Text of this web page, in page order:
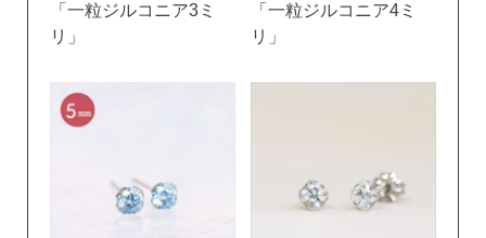
「一粒ジルコニア3ミ
リ」
「一粒ジルコニア4ミ
リ」